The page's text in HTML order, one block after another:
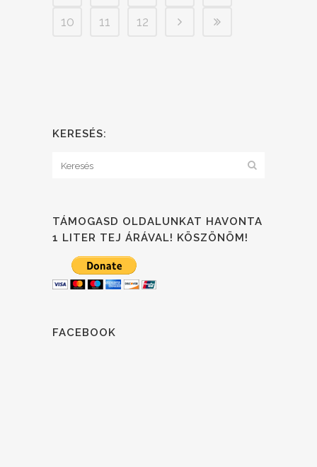
10 11 12
KERESÉS:
TÁMOGASD OLDALUNKAT HAVONTA
1 LITER TEJ ÁRÁVAL! KÖSZÖNÖM!
FACEBOOK